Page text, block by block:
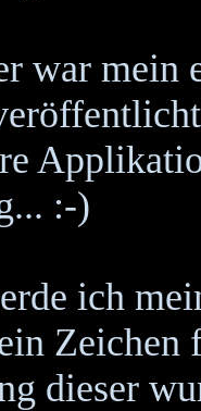
war mein
:-)
ich
Zeichen
dieser